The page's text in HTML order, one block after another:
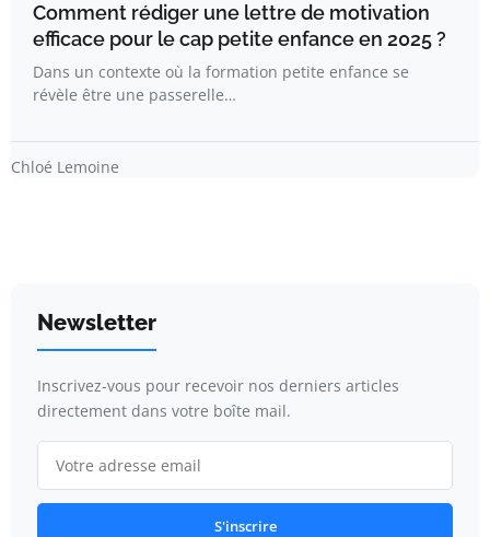
Comment rédiger une lettre de motivation
efficace pour le cap petite enfance en 2025 ?
Dans un contexte où la formation petite enfance se
révèle être une passerelle…
Chloé Lemoine
Newsletter
Inscrivez-vous pour recevoir nos derniers articles
directement dans votre boîte mail.
S'inscrire